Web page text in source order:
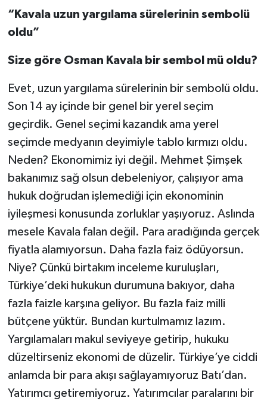
“Kavala uzun yargılama sürelerinin sembolü
oldu”
Size göre Osman Kavala bir sembol mü oldu?
Evet, uzun yargılama sürelerinin bir sembolü oldu.
Son 14 ay içinde bir genel bir yerel seçim
geçirdik. Genel seçimi kazandık ama yerel
seçimde medyanın deyimiyle tablo kırmızı oldu.
Neden? Ekonomimiz iyi değil. Mehmet Şimşek
bakanımız sağ olsun debeleniyor, çalışıyor ama
hukuk doğrudan işlemediği için ekonominin
iyileşmesi konusunda zorluklar yaşıyoruz. Aslında
mesele Kavala falan değil. Para aradığında gerçek
fiyatla alamıyorsun. Daha fazla faiz ödüyorsun.
Niye? Çünkü birtakım inceleme kuruluşları,
Türkiye’deki hukukun durumuna bakıyor, daha
fazla faizle karşına geliyor. Bu fazla faiz milli
bütçene yüktür. Bundan kurtulmamız lazım.
Yargılamaları makul seviyeye getirip, hukuku
düzeltirseniz ekonomi de düzelir. Türkiye’ye ciddi
anlamda bir para akışı sağlayamıyoruz Batı’dan.
Yatırımcı getiremiyoruz. Yatırımcılar paralarını bir